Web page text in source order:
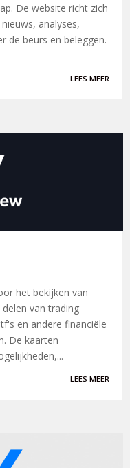
De website richt zich
analyses,
de beurs en beleggen.
LEES MEER
het bekijken van
van trading
en andere financiële
De kaarten
LEES MEER